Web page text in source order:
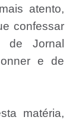
atento,
confessar
de Jornal
e de
matéria,